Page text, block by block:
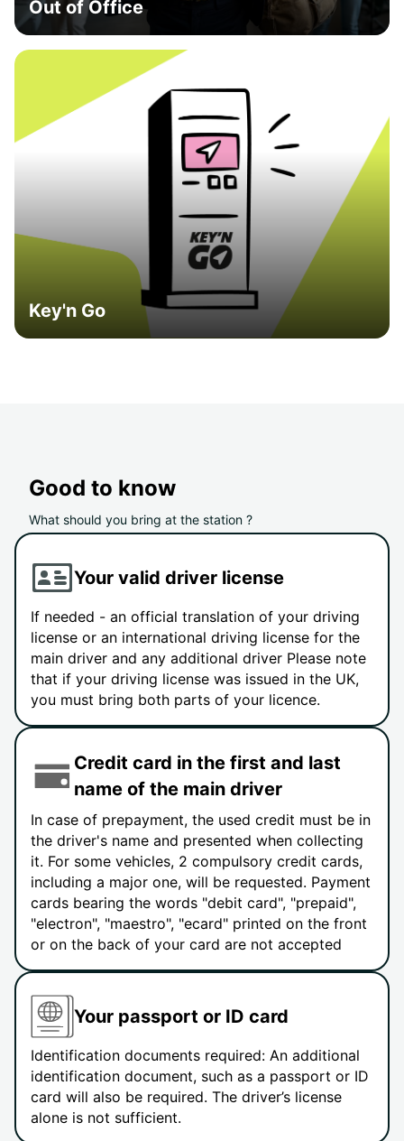
Out of Office
Key'n Go
Good to know
What should you bring at the station ?
Your valid driver license
If needed - an official translation of your driving
license or an international driving license for the
main driver and any additional driver Please note
that if your driving license was issued in the UK,
you must bring both parts of your licence.
Credit card in the first and last
name of the main driver
In case of prepayment, the used credit must be in
the driver's name and presented when collecting
it. For some vehicles, 2 compulsory credit cards,
including a major one, will be requested. Payment
cards bearing the words "debit card", "prepaid",
"electron", "maestro", "ecard" printed on the front
or on the back of your card are not accepted
Your passport or ID card
Identification documents required: An additional
identification document, such as a passport or ID
card will also be required. The driver’s license
alone is not sufficient.